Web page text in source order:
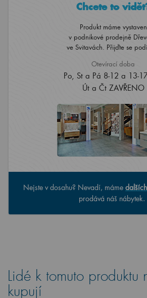
Chcete to
Produkt máme vystaven
v podnikové prodejně
ve Svitavách. Přijďte se
Otevírací doba
Po, St a Pá 8-12 a 13-
Út a Čt ZAVŘENO
Nejste v dosahu? Nevadí, máme
prodává náš nábytek.
Lidé k tomuto produktu
kupují